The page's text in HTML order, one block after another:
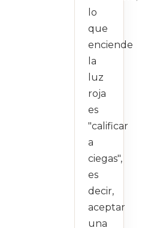
lo
que
enciende
la
luz
roja
es
"calificar
a
ciegas",
es
decir,
aceptar
una